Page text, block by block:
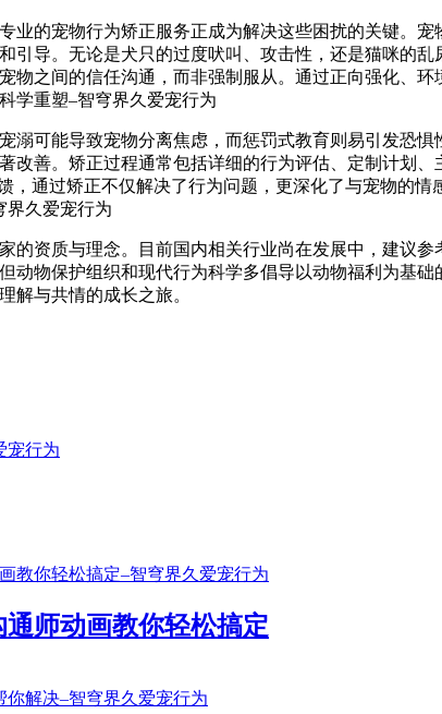
的宠物行为矫正服务正成为解决这些困扰的关键。
引导。无论是犬只的过度吠叫、攻击性，还是猫咪的
物之间的信任沟通，而非强制服从。通过正向强化、
可能导致宠物分离焦虑，而惩罚式教育则易引发恐
改善。矫正过程通常包括详细的行为评估、定制计划
通过矫正不仅解决了行为问题，更深化了与宠物的情
的资质与理念。目前国内相关行业尚在发展中，建议
动物保护组织和现代行为科学多倡导以动物福利为基
解与共情的成长之旅。
师动画教你轻松搞定